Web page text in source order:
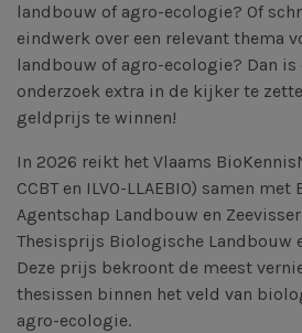
landbouw of agro-ecologie? Of
eindwerk over een relevant thema
landbouw of agro-ecologie? Dan
onderzoek extra in de kijker te
geldprijs te winnen!
In 2026 reikt het Vlaams
CCBT en ILVO-LLAEBIO) samen
Agentschap Landbouw en
Thesisprijs Biologische Landbouw
Deze prijs bekroont de meest
thesissen binnen het veld van
agro-ecologie.